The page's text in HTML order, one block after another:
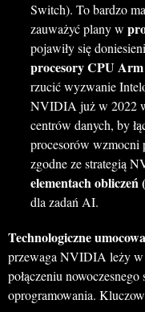
Switch). To bardzo
zauważyć plany w
pojawiły się
procesory CPU
rzucić wyzwanie
NVIDIA już w 2022
centrów danych, by
procesorów wzmocni
zgodne ze strategią
elementach
dla zadań AI.
Technologiczne
przewaga NVIDIA leży w
połączeniu
oprogramowania.